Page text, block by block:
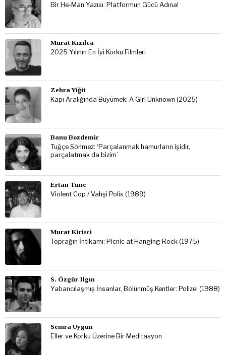
Bir He-Man Yazısı: Platformun Gücü Adına!
Murat Kızılca
2025 Yılının En İyi Korku Filmleri
Zehra Yiğit
Kapı Aralığında Büyümek: A Girl Unknown (2025)
Banu Bozdemir
Tuğçe Sönmez: ‘Parçalanmak hamurların işidir,
parçalatmak da bizim’
Ertan Tunc
Violent Cop / Vahşi Polis (1989)
Murat Kirisci
Toprağın İntikamı: Picnic at Hanging Rock (1975)
S. Özgür Ilgın
Yabancılaşmış İnsanlar, Bölünmüş Kentler: Polizei (1988)
Semra Uygun
Eller ve Korku Üzerine Bir Meditasyon